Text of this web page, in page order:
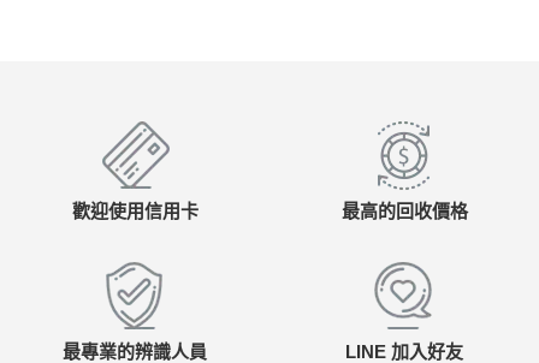
歡迎使用信用卡 最高的回收價格
最專業的辨識人員 LINE 加入好友